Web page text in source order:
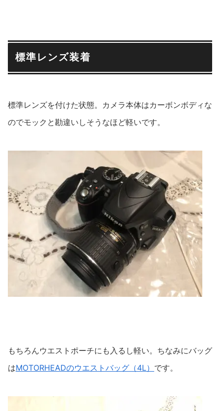
標準レンズ装着
標準レンズを付けた状態。カメラ本体はカーボンボディな
のでモックと勘違いしそうなほど軽いです。
もちろんウエストポーチにも入るし軽い。ちなみにバッグ
はMOTORHEADのウエストバッグ（4L） です。